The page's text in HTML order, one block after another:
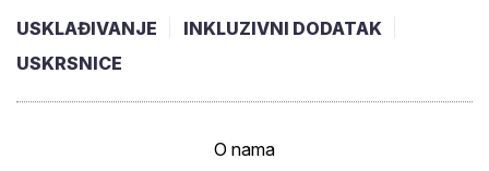
USKLAĐIVANJE
INKLUZIVNI DODATAK
USKRSNICE
O nama